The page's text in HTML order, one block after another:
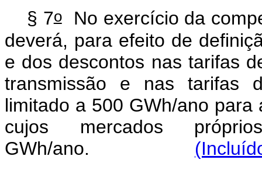
§ 7oNo exercício da
deverá, para efeito de
e dos descontos nas tarifas
transmissão e nas tarifas
limitado a 500 GWh/ano
cujos mercados
GWh/ano.